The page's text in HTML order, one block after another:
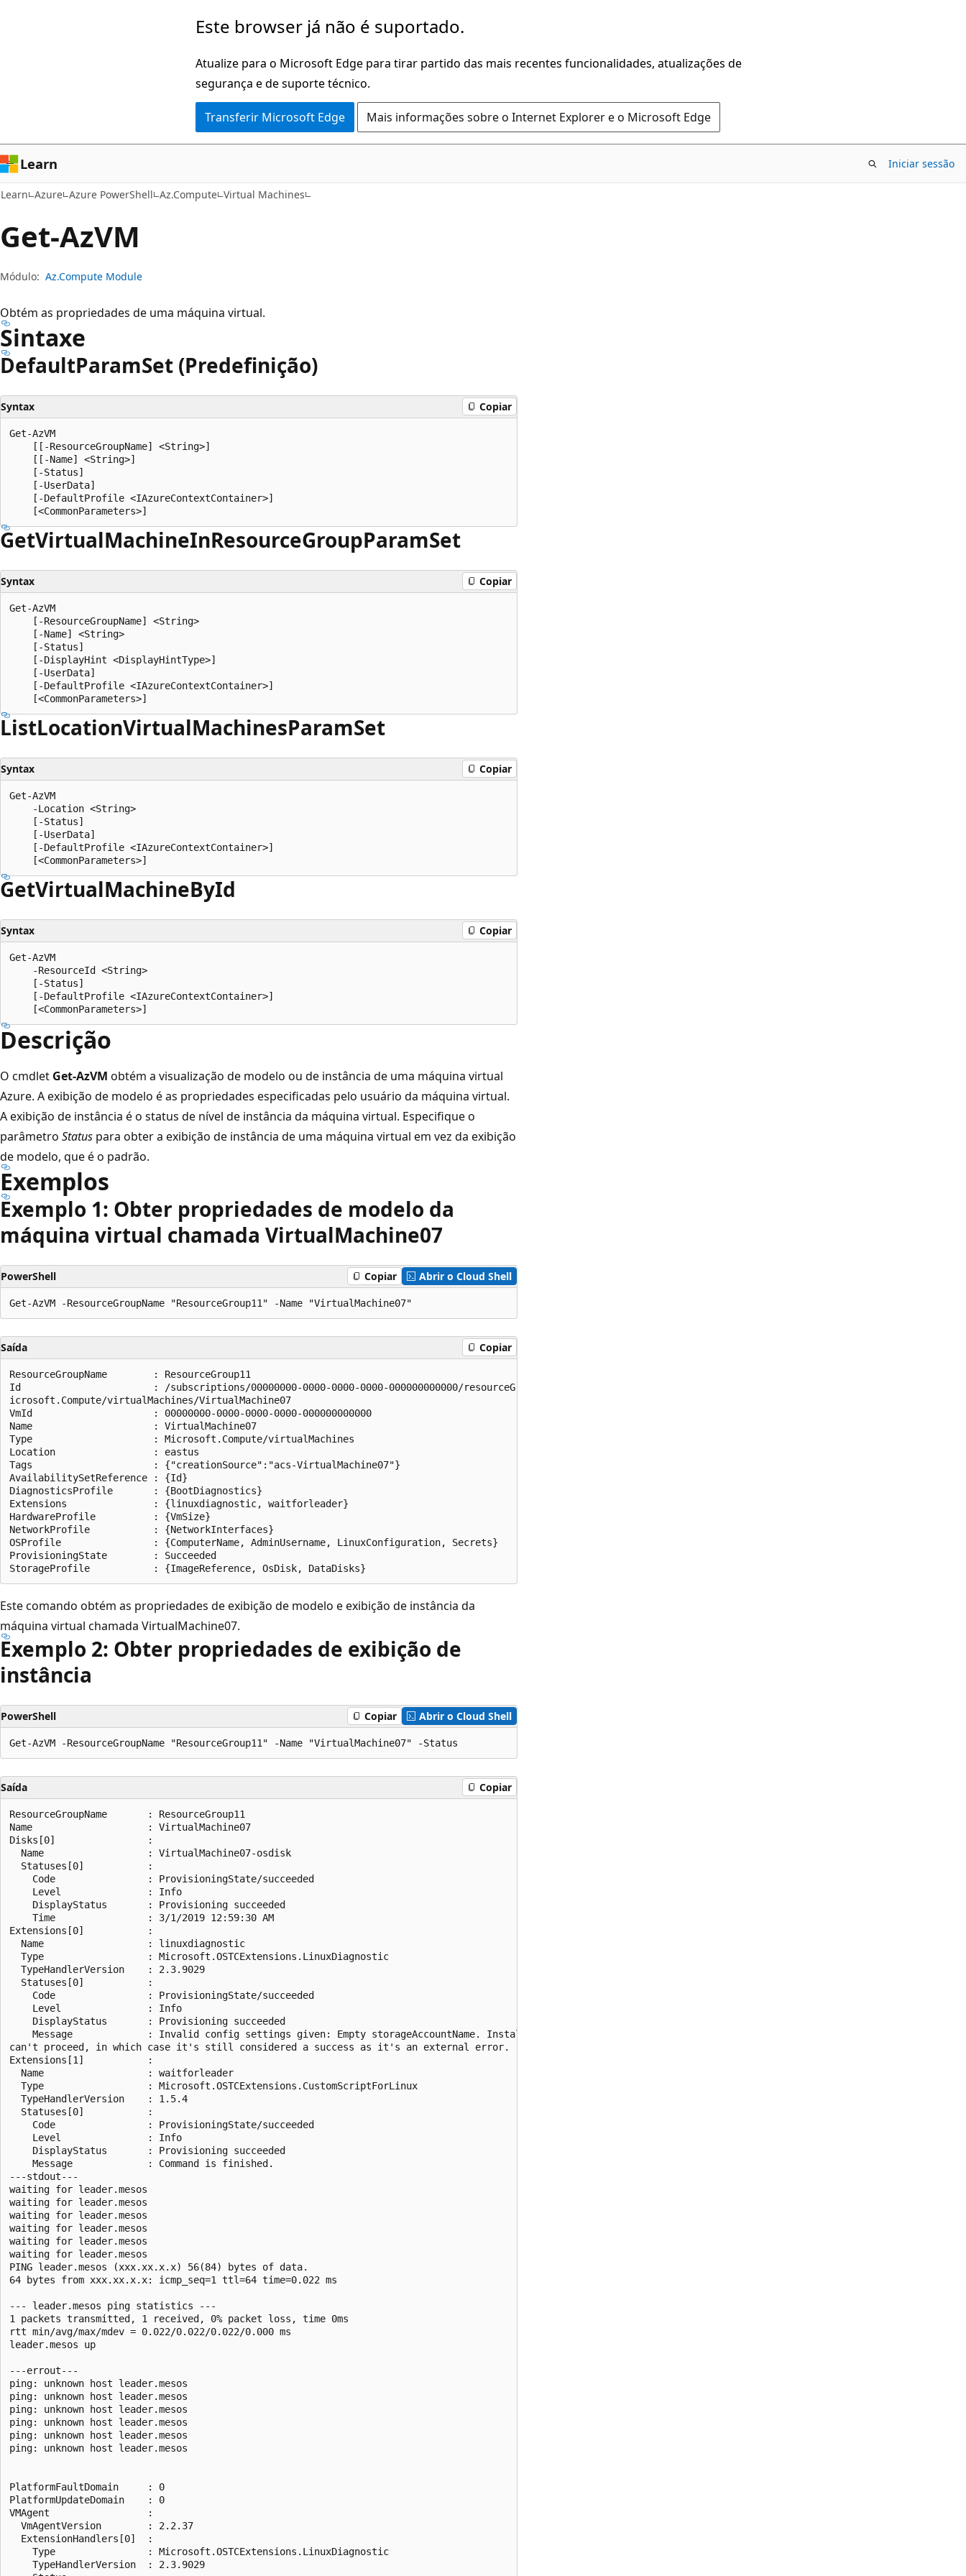
Este browser já não é suportado.
Atualize para o Microsoft Edge para tirar partido das mais recentes funcionalidades, atualizações de
segurança e de suporte técnico.
Transferir Microsoft Edge Mais informações sobre o Internet Explorer e o Microsoft Edge
Learn Iniciar sessão
Learn Azure Azure PowerShell Az.Compute Virtual Machines
Get-AzVM
Módulo: Az.Compute Module
Obtém as propriedades de uma máquina virtual.
Sintaxe
DefaultParamSet (Predefinição)
Syntax Copiar
Get-AzVM
    [[-ResourceGroupName] <String>]
    [[-Name] <String>]
    [-Status]
    [-UserData]
    [-DefaultProfile <IAzureContextContainer>]
GetVirtualMachineInResourceGroupParamSet
Syntax Copiar
Get-AzVM
    [-ResourceGroupName] <String>
    [-Name] <String>
    [-Status]
    [-DisplayHint <DisplayHintType>]
    [-UserData]
    [-DefaultProfile <IAzureContextContainer>]
ListLocationVirtualMachinesParamSet
Syntax Copiar
Get-AzVM
    -Location <String>
    [-Status]
    [-UserData]
    [-DefaultProfile <IAzureContextContainer>]
GetVirtualMachineById
Syntax Copiar
Get-AzVM
    -ResourceId <String>
    [-Status]
    [-DefaultProfile <IAzureContextContainer>]
Descrição
O cmdlet Get-AzVM obtém a visualização de modelo ou de instância de uma máquina virtual
Azure. A exibição de modelo é as propriedades especificadas pelo usuário da máquina virtual.
A exibição de instância é o status de nível de instância da máquina virtual. Especifique o
parâmetro Status para obter a exibição de instância de uma máquina virtual em vez da exibição
de modelo, que é o padrão.
Exemplos
Exemplo 1: Obter propriedades de modelo da
máquina virtual chamada VirtualMachine07
PowerShell Copiar Abrir o Cloud Shell
Saída Copiar
ResourceGroupName        : ResourceGroup11
Id                       : /subscriptions/00000000-0000-0000-0000-000000000000/resourceGroups/ResourceGroup11/providers/M
icrosoft.Compute/virtualMachines/VirtualMachine07
VmId                     : 00000000-0000-0000-0000-000000000000
Name                     : VirtualMachine07
Type                     : Microsoft.Compute/virtualMachines
Location                 : eastus
Tags                     : {"creationSource":"acs-VirtualMachine07"}
AvailabilitySetReference : {Id}
DiagnosticsProfile       : {BootDiagnostics}
Extensions               : {linuxdiagnostic, waitforleader}
HardwareProfile          : {VmSize}
NetworkProfile           : {NetworkInterfaces}
OSProfile                : {ComputerName, AdminUsername, LinuxConfiguration, Secrets}
ProvisioningState        : Succeeded
Este comando obtém as propriedades de exibição de modelo e exibição de instância da
máquina virtual chamada VirtualMachine07.
Exemplo 2: Obter propriedades de exibição de
instância
PowerShell Copiar Abrir o Cloud Shell
Saída Copiar
ResourceGroupName       : ResourceGroup11
Name                    : VirtualMachine07
Disks[0]                :
  Name                  : VirtualMachine07-osdisk
  Statuses[0]           :
    Code                : ProvisioningState/succeeded
    Level               : Info
    DisplayStatus       : Provisioning succeeded
    Time                : 3/1/2019 12:59:30 AM
Extensions[0]           :
  Name                  : linuxdiagnostic
  Type                  : Microsoft.OSTCExtensions.LinuxDiagnostic
  TypeHandlerVersion    : 2.3.9029
  Statuses[0]           :
    Code                : ProvisioningState/succeeded
    Level               : Info
    DisplayStatus       : Provisioning succeeded
    Message             : Invalid config settings given: Empty storageAccountName. Install will proceed, but enable
can't proceed, in which case it's still considered a success as it's an external error.
Extensions[1]           :
  Name                  : waitforleader
  Type                  : Microsoft.OSTCExtensions.CustomScriptForLinux
  TypeHandlerVersion    : 1.5.4
  Statuses[0]           :
    Code                : ProvisioningState/succeeded
    Level               : Info
    DisplayStatus       : Provisioning succeeded
    Message             : Command is finished.
---stdout---
waiting for leader.mesos
waiting for leader.mesos
waiting for leader.mesos
waiting for leader.mesos
waiting for leader.mesos
waiting for leader.mesos
PING leader.mesos (xxx.xx.x.x) 56(84) bytes of data.
64 bytes from xxx.xx.x.x: icmp_seq=1 ttl=64 time=0.022 ms
--- leader.mesos ping statistics ---
1 packets transmitted, 1 received, 0% packet loss, time 0ms
rtt min/avg/max/mdev = 0.022/0.022/0.022/0.000 ms
leader.mesos up
---errout---
ping: unknown host leader.mesos
ping: unknown host leader.mesos
ping: unknown host leader.mesos
ping: unknown host leader.mesos
ping: unknown host leader.mesos
ping: unknown host leader.mesos
PlatformFaultDomain     : 0
PlatformUpdateDomain    : 0
VMAgent                 :
  VmAgentVersion        : 2.2.37
  ExtensionHandlers[0]  :
    Type                : Microsoft.OSTCExtensions.LinuxDiagnostic
    TypeHandlerVersion  : 2.3.9029